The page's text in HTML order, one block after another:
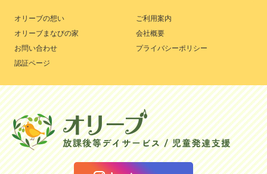
オリーブの想い
ご利用案内
オリーブまなびの家
会社概要
お問い合わせ
プライバシーポリシー
認証ページ